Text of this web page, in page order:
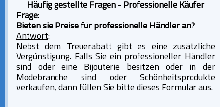
Häufig gestellte Fragen - Professionelle Käufer
Frage:
Bieten sie Preise für professionelle Händler an?
Antwort:
Nebst dem Treuerabatt gibt es eine zusätzliche
Vergünstigung. Falls Sie ein professioneller Händler
sind oder eine Bijouterie besitzen oder in der
Modebranche sind oder Schönheitsprodukte
verkaufen, dann füllen Sie bitte dieses Formular aus.